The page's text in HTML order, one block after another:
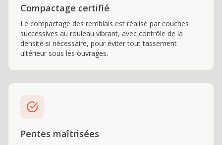
Compactage certifié
Le compactage des remblais est réalisé par couches
successives au rouleau vibrant, avec contrôle de la
densité si nécessaire, pour éviter tout tassement
ultérieur sous les ouvrages.
Pentes maîtrisées